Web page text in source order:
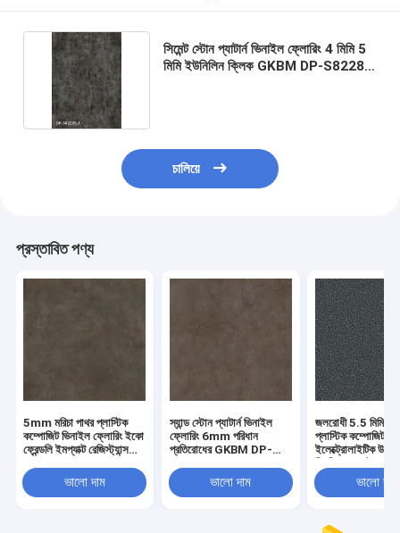
সিমেন্ট স্টোন প্যাটার্ন ভিনাইল ফ্লোরিং 4 মিমি 5
মিমি ইউনিলিন ক্লিক GKBM DP-S82285
চালিয়ে
প্রস্তাবিত পণ্য
5mm মরিচা পাথর প্লাস্টিক
কম্পোজিট ভিনাইল ফ্লোরিং ইকো
ফ্রেন্ডলি ইমপ্যাক্ট রেজিস্ট্যান্স
ভালো দাম
স্যান্ড স্টোন প্যাটার্ন ভিনাইল
ফ্লোরিং 6mm পরিধান
প্রতিরোধের GKBM DP-
ভালো দাম
জলরোধী 5.5 মিমি
প্লাস্টিক কম্পোজিট
ইলেক্ট্রোলাইটিক উচ্চ
DP-S82282
ভালো দাম